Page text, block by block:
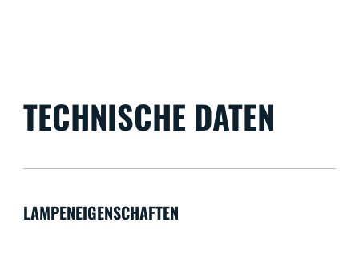
TECHNISCHE DATEN
LAMPENEIGENSCHAFTEN